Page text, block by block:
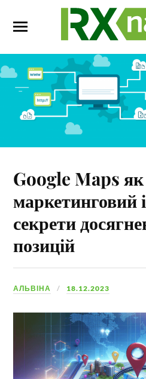
Google Maps як
маркетинговий
секрети
позицій
АЛЬВІНА 18.12.2023